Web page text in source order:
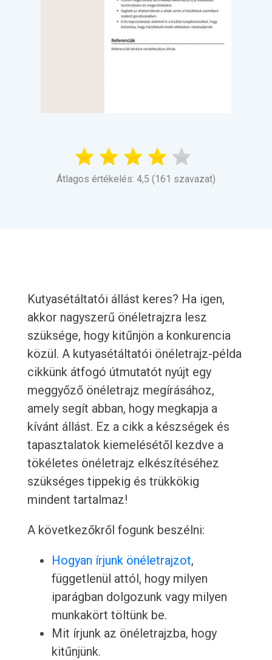
Átlagos értékelés: 4,5 (161 szavazat)
Kutyasétáltatói állást keres? Ha igen,
akkor nagyszerű önéletrajzra lesz
szüksége, hogy kitűnjön a konkurencia
közül. A kutyasétáltatói önéletrajz-példa
cikkünk átfogó útmutatót nyújt egy
meggyőző önéletrajz megírásához,
amely segít abban, hogy megkapja a
kívánt állást. Ez a cikk a készségek és
tapasztalatok kiemelésétől kezdve a
tökéletes önéletrajz elkészítéséhez
szükséges tippekig és trükkökig
mindent tartalmaz!
A következőkről fogunk beszélni:
Hogyan írjunk önéletrajzot,
függetlenül attól, hogy milyen
iparágban dolgozunk vagy milyen
munkakört töltünk be.
Mit írjunk az önéletrajzba, hogy
kitűnjünk.